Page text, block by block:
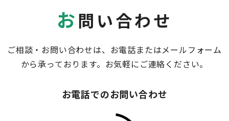
お 問い合わせ
ご相談・お問い合わせは、お電話またはメールフォーム
から承っております。お気軽にご連絡ください。
お電話でのお問い合わせ